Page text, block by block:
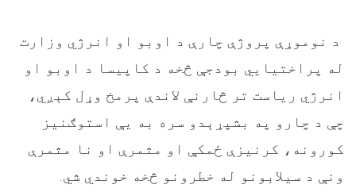
د نوموړې پروژې چارې د اوبو او انرژي وزارت
له پراختیایي بودجې څخه د کاپیسا د اوبو او
انرژي ریاست تر څارنې لاندې پرمخ وړل کېږي،
چې د چارو په بشپړېدو سره به یې استوګنیز
کورونه، کرنیزې ځمکې او مثمرې او نا مثمرې
ونې د سیلابونو له خطرونو څخه خوندي شي.